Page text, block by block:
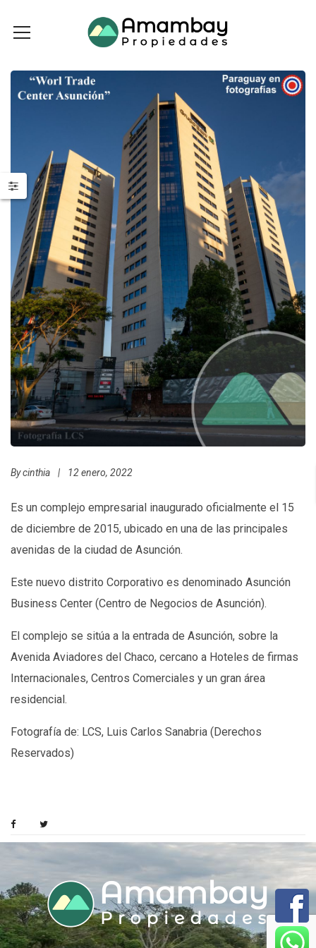
Bycinthia | 12 enero, 2022
Es un complejo empresarial inaugurado oficialmente el 15
de diciembre de 2015, ubicado en una de las principales
avenidas de la ciudad de Asunción.
Este nuevo distrito Corporativo es denominado Asunción
Business Center (Centro de Negocios de Asunción).
El complejo se sitúa a la entrada de Asunción, sobre la
Avenida Aviadores del Chaco, cercano a Hoteles de firmas
Internacionales, Centros Comerciales y un gran área
residencial.
Fotografía de: LCS, Luis Carlos Sanabria (Derechos
Reservados)